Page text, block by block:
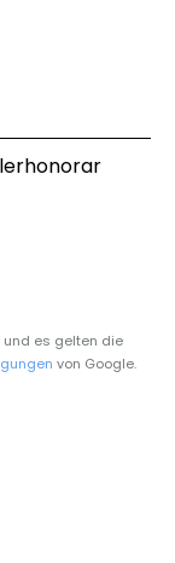
und es gelten die
von Google.